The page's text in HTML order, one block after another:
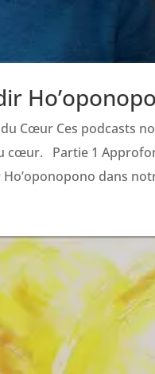
Cœur Ces podcasts
cœur. Partie 1
dans